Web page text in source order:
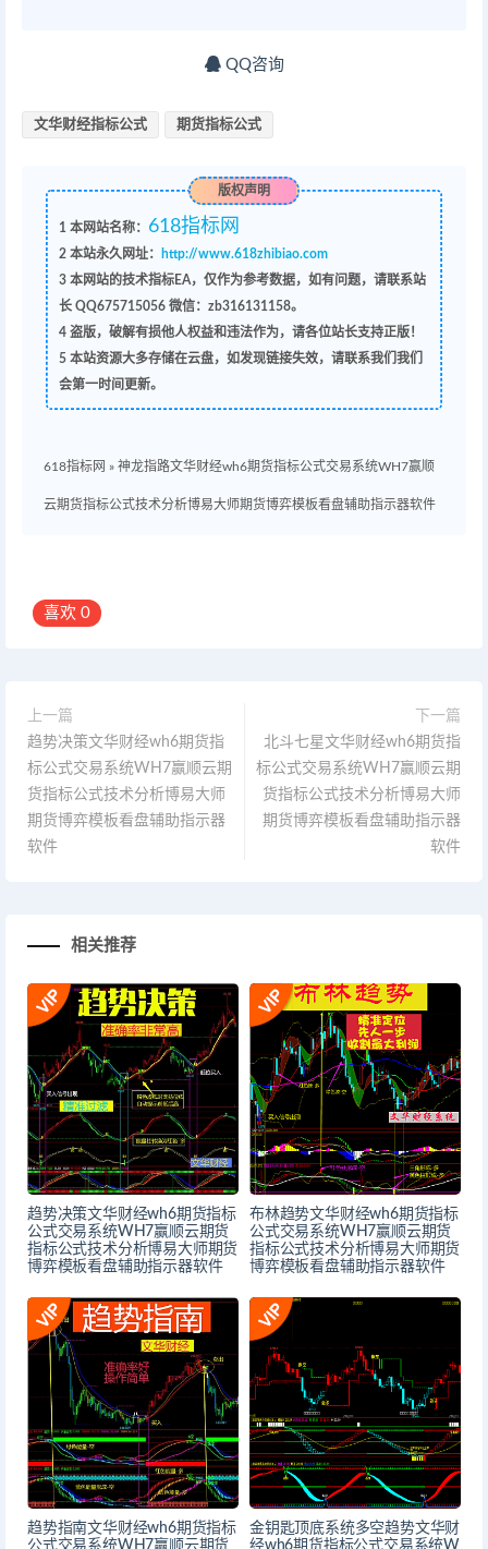
QQ咨询
文华财经指标公式 期货指标公式
版权声明
1 本网站名称： 618指标网
2本站永久网址：
http://www.618zhibiao.com
3本网站的技术指标EA，仅作为参考数据，如有问题，请联系站
长 QQ675715056 微信：zb316131158。
4盗版，破解有损他人权益和违法作为，请各位站长支持正版！
5本站资源大多存储在云盘，如发现链接失效，请联系我们我们
会第一时间更新。
618指标网 » 神龙指路文华财经wh6期货指标公式交易系统WH7赢顺
云期货指标公式技术分析博易大师期货博弈模板看盘辅助指示器软件
喜欢 0
上一篇
趋势决策文华财经wh6期货指
标公式交易系统WH7赢顺云期
货指标公式技术分析博易大师
期货博弈模板看盘辅助指示器
软件
下一篇
北斗七星文华财经wh6期货指
标公式交易系统WH7赢顺云期
货指标公式技术分析博易大师
期货博弈模板看盘辅助指示器
软件
相关推荐
趋势决策文华财经wh6期货指标
公式交易系统WH7赢顺云期货
指标公式技术分析博易大师期货
博弈模板看盘辅助指示器软件
布林趋势文华财经wh6期货指标
公式交易系统WH7赢顺云期货
指标公式技术分析博易大师期货
博弈模板看盘辅助指示器软件
趋势指南文华财经wh6期货指标
金钥匙顶底系统多空趋势文华财